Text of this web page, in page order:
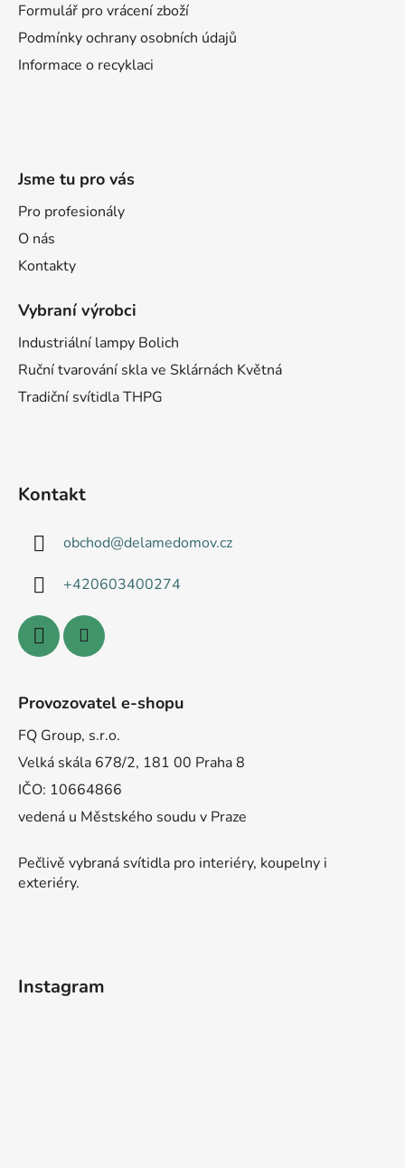
Formulář pro vrácení zboží
Podmínky ochrany osobních údajů
Informace o recyklaci
Jsme tu pro vás
Pro profesionály
O nás
Kontakty
Vybraní výrobci
Industriální lampy Bolich
Ruční tvarování skla ve Sklárnách Květná
Tradiční svítidla THPG
Kontakt
obchod@delamedomov.cz
+420603400274
Provozovatel e-shopu
FQ Group, s.r.o.
Velká skála 678/2, 181 00 Praha 8
IČO: 10664866
vedená u Městského soudu v Praze
Pečlivě vybraná svítidla pro interiéry, koupelny i
exteriéry.
Instagram